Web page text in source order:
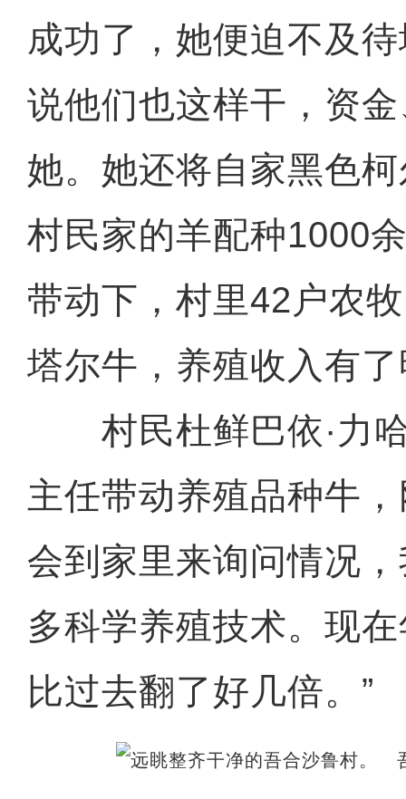
成功了，她便迫不及
说他们也这样干，资
她。她还将自家黑色
村民家的羊配种1000
带动下，村里42户农
塔尔牛，养殖收入有
村民杜鲜巴依·力哈
主任带动养殖品种牛
会到家里来询问情况
多科学养殖技术。现
比过去翻了好几倍。”